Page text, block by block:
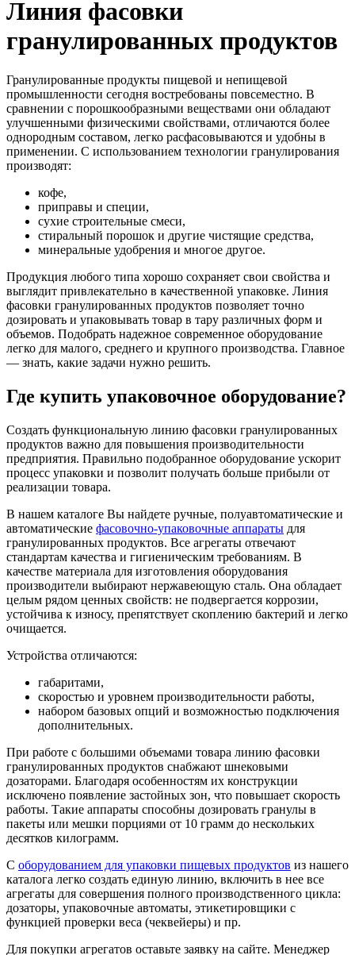
Линия фасовки
гранулированных продуктов
Гранулированные продукты пищевой и непищевой
промышленности сегодня востребованы повсеместно. В
сравнении с порошкообразными веществами они обладают
улучшенными физическими свойствами, отличаются более
однородным составом, легко расфасовываются и удобны в
применении. С использованием технологии гранулирования
производят:
кофе,
приправы и специи,
сухие строительные смеси,
стиральный порошок и другие чистящие средства,
минеральные удобрения и многое другое.
Продукция любого типа хорошо сохраняет свои свойства и
выглядит привлекательно в качественной упаковке. Линия
фасовки гранулированных продуктов позволяет точно
дозировать и упаковывать товар в тару различных форм и
объемов. Подобрать надежное современное оборудование
легко для малого, среднего и крупного производства. Главное
— знать, какие задачи нужно решить.
Где купить упаковочное оборудование?
Создать функциональную линию фасовки гранулированных
продуктов важно для повышения производительности
предприятия. Правильно подобранное оборудование ускорит
процесс упаковки и позволит получать больше прибыли от
реализации товара.
В нашем каталоге Вы найдете ручные, полуавтоматические и
автоматические фасовочно-упаковочные аппараты для
гранулированных продуктов. Все агрегаты отвечают
стандартам качества и гигиеническим требованиям. В
качестве материала для изготовления оборудования
производители выбирают нержавеющую сталь. Она обладает
целым рядом ценных свойств: не подвергается коррозии,
устойчива к износу, препятствует скоплению бактерий и легко
очищается.
Устройства отличаются:
габаритами,
скоростью и уровнем производительности работы,
набором базовых опций и возможностью подключения
дополнительных.
При работе с большими объемами товара линию фасовки
гранулированных продуктов снабжают шнековыми
дозаторами. Благодаря особенностям их конструкции
исключено появление застойных зон, что повышает скорость
работы. Такие аппараты способны дозировать гранулы в
пакеты или мешки порциями от 10 грамм до нескольких
десятков килограмм.
С оборудованием для упаковки пищевых продуктов из нашего
каталога легко создать единую линию, включить в нее все
агрегаты для совершения полного производственного цикла:
дозаторы, упаковочные автоматы, этикетировщики с
функцией проверки веса (чеквейеры) и пр.
Для покупки агрегатов оставьте заявку на сайте. Менеджер